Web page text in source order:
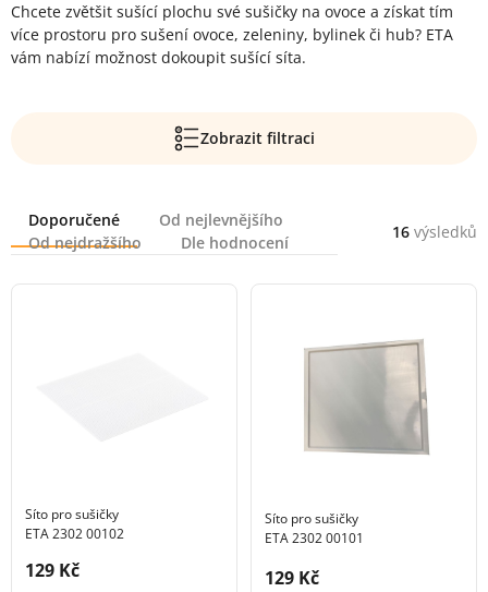
Chcete zvětšit sušící plochu své sušičky na ovoce a získat tím
více prostoru pro sušení ovoce, zeleniny, bylinek či hub? ETA
vám nabízí možnost dokoupit sušící síta.
Zobrazit filtraci
Řazení
Doporučené
Od nejlevnějšího
Od nejdražšího
Dle hodnocení
16 výsledků
Síto pro sušičky
ETA 2302 00102
Cena s DPH:
129 Kč
Síto pro sušičky
ETA 2302 00101
Cena s DPH:
129 Kč